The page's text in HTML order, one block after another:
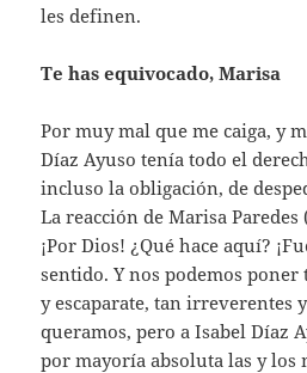
les definen.
Te has equivocado, Marisa
Por muy mal que me caiga, y
Díaz Ayuso tenía todo el
incluso la obligación, de
La reacción de Marisa Paredes
¡Por Dios! ¿Qué hace aquí?
sentido. Y nos podemos poner
y escaparate, tan irreverentes
queramos, pero a Isabel Díaz
por mayoría absoluta las y los